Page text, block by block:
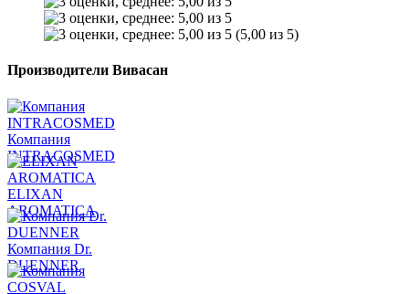
(5,00 из 5)
Производители Вивасан
Компания
INTRACOSMED
ELIXAN
AROMATICA
Компания Dr.
DUENNER